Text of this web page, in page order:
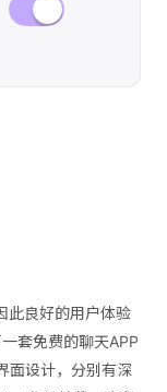
此良好的用户体验
套免费的聊天APP
面设计，分别有深